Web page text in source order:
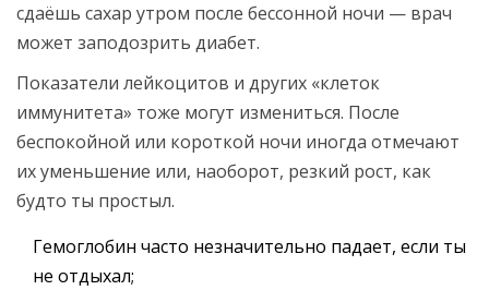
сдаёшь сахар утром после бессонной ночи — врач
может заподозрить диабет.
Показатели лейкоцитов и других «клеток
иммунитета» тоже могут измениться. После
беспокойной или короткой ночи иногда отмечают
их уменьшение или, наоборот, резкий рост, как
будто ты простыл.
Гемоглобин часто незначительно падает, если ты
не отдыхал;